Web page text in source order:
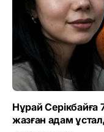
Нұрай
жазған адам